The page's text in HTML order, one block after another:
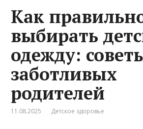
Как
выбирать
одежду:
заботливых
родителей
11.08.2025 Детское здоровье